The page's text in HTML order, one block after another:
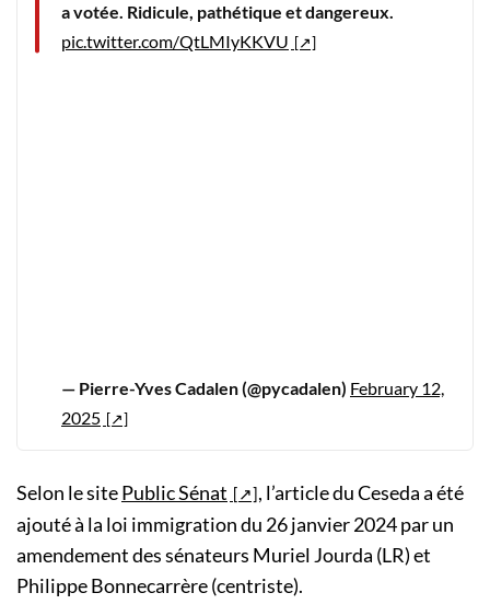
a votée. Ridicule, pathétique et dangereux.
pic.twitter.com/QtLMIyKKVU
— Pierre-Yves Cadalen (@pycadalen) February 12,
2025
Selon le sitePublic Sénat
, l’article du Ceseda a été
ajouté à la loi immigration du 26 janvier 2024 par un
amendement des sénateurs Muriel Jourda (LR) et
Philippe Bonnecarrère (centriste).